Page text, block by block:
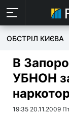
ОБСТРІЛ КИЄВА
В
УБНОН
19:35 20.11.2009